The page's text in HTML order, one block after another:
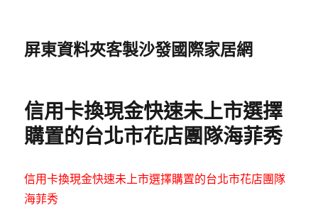
屏東資料夾客製沙發國際家居網
信用卡換現金快速未上市選擇
購置的台北市花店團隊海菲秀
信用卡換現金快速未上市選擇購置的台北市花店團隊
海菲秀